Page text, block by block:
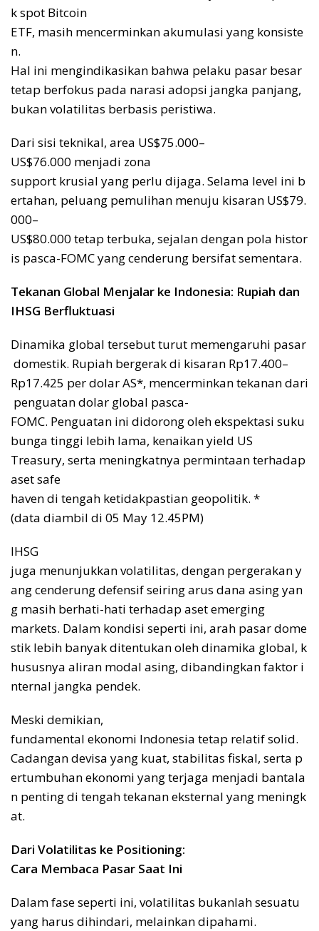
k spot Bitcoin
ETF, masih mencerminkan akumulasi yang konsiste
n.
Hal ini mengindikasikan bahwa pelaku pasar besar
tetap berfokus pada narasi adopsi jangka panjang,
bukan volatilitas berbasis peristiwa.
Dari sisi teknikal, area US$75.000–
US$76.000 menjadi zona
support krusial yang perlu dijaga. Selama level ini b
ertahan, peluang pemulihan menuju kisaran US$79.
000–
US$80.000 tetap terbuka, sejalan dengan pola histor
is pasca-FOMC yang cenderung bersifat sementara.
Tekanan Global Menjalar ke Indonesia: Rupiah dan
IHSG Berfluktuasi
Dinamika global tersebut turut memengaruhi pasar
domestik. Rupiah bergerak di kisaran Rp17.400–
Rp17.425 per dolar AS*, mencerminkan tekanan dari
penguatan dolar global pasca-
FOMC. Penguatan ini didorong oleh ekspektasi suku
bunga tinggi lebih lama, kenaikan yield US
Treasury, serta meningkatnya permintaan terhadap
aset safe
haven di tengah ketidakpastian geopolitik. *
(data diambil di 05 May 12.45PM)
IHSG
juga menunjukkan volatilitas, dengan pergerakan y
ang cenderung defensif seiring arus dana asing yan
g masih berhati-hati terhadap aset emerging
markets. Dalam kondisi seperti ini, arah pasar dome
stik lebih banyak ditentukan oleh dinamika global, k
hususnya aliran modal asing, dibandingkan faktor i
nternal jangka pendek.
Meski demikian,
fundamental ekonomi Indonesia tetap relatif solid.
Cadangan devisa yang kuat, stabilitas fiskal, serta p
ertumbuhan ekonomi yang terjaga menjadi bantala
n penting di tengah tekanan eksternal yang meningk
at.
Dari Volatilitas ke Positioning:
Cara Membaca Pasar Saat Ini
Dalam fase seperti ini, volatilitas bukanlah sesuatu
yang harus dihindari, melainkan dipahami.